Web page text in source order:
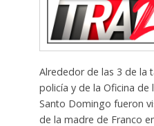
Alrededor de las 3 de la
policía y de la Oficina de
Santo Domingo fueron
de la madre de Franco